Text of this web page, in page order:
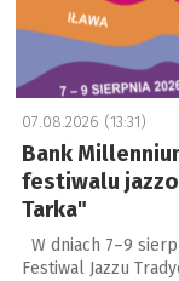
07.08.2026 (13:31)
Bank
festiwalu
Tarka"
W dniach 7–9
Festiwal Jazzu